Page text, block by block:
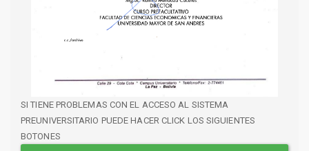
SI TIENE PROBLEMAS CON EL ACCESO AL SISTEMA
PREUNIVERSITARIO PUEDE HACER CLICK LOS SIGUIENTES
BOTONES